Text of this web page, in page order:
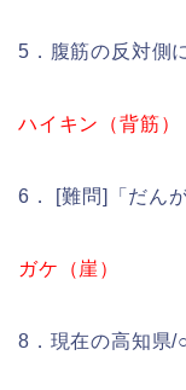
5．腹筋の反対側
ハイキン（背筋）
6． [難問]「だん
ガケ（崖）
8．現在の高知県/